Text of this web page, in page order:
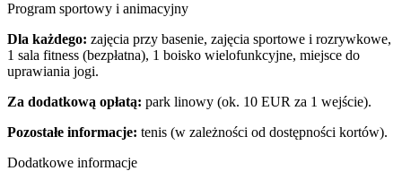
Program sportowy i animacyjny
Dla każdego: zajęcia przy basenie, zajęcia sportowe i rozrywkowe,
1 sala fitness (bezpłatna), 1 boisko wielofunkcyjne, miejsce do
uprawiania jogi.
Za dodatkową opłatą: park linowy (ok. 10 EUR za 1 wejście).
Pozostałe informacje: tenis (w zależności od dostępności kortów).
Dodatkowe informacje